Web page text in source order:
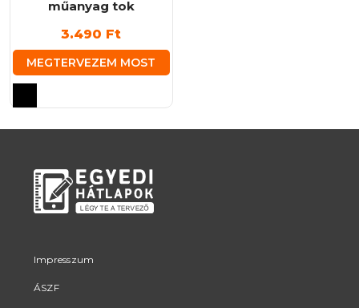
műanyag tok
3.490 Ft
MEGTERVEZEM MOST
Ennek
van.
változatok
termékoldalon
Impresszum
ÁSZF